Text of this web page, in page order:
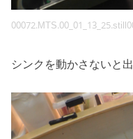
シンクを動かさないと